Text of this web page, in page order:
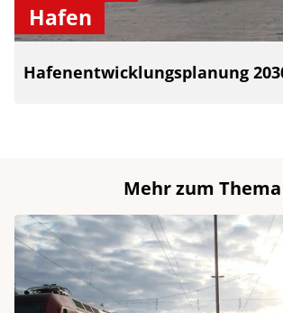
Hafen
Hafenentwicklungsplanung
Mehr zum Thema